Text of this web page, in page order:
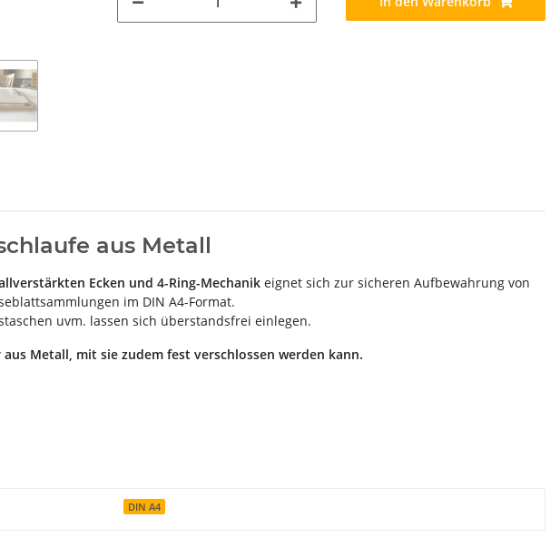
aus Metall
Ecken und 4-Ring-Mechanik eignet sich zur sicheren Aufbewahrung von
im DIN A4-Format.
uvm. lassen sich überstandsfrei einlegen.
Metall, mit sie zudem fest verschlossen werden kann.
DIN A4